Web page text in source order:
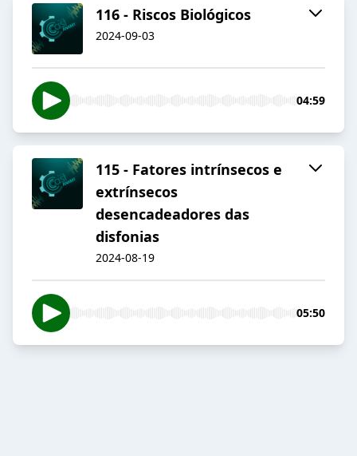
116 - Riscos Biológicos
2024-09-03
04:59
115 - Fatores intrínsecos e
extrínsecos
desencadeadores das
disfonias
2024-08-19
05:50